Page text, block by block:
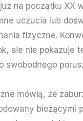
na początku XX
uczucia lub
fizyczne.
ale nie pokazuje
swobodnego
mówią, że